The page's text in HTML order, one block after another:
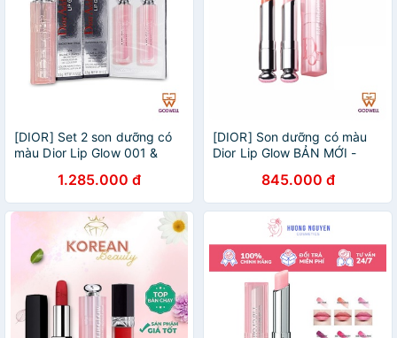
[DIOR] Set 2 son dưỡng có
màu Dior Lip Glow 001 &
1.285.000 đ
[DIOR] Son dưỡng có màu
Dior Lip Glow BẢN MỚI -
845.000 đ